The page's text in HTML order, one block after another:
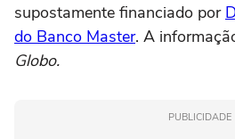
supostamente financiado por
do Banco Master. A
Globo.
PUBLICIDADE